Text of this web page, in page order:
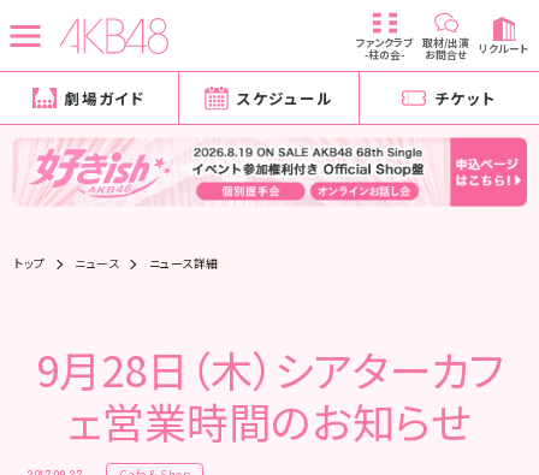
ファンクラブ
-柱の会-
取材/出演
お問合せ リクルート
劇場ガイド スケジュール チケット
トップ ニュース ニュース詳細
9月28日（木）シアターカフ
ェ営業時間のお知らせ